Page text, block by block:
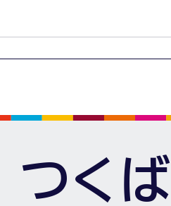
つく